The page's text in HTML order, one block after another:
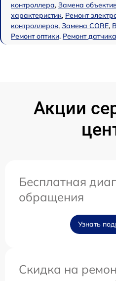
контроллера, Замена
характеристик, Ремонт
контроллеров, Замена CORE,
Ремонт оптики, Ремонт
Акции
Бесплатная
обращения
Узнать
Скидка на